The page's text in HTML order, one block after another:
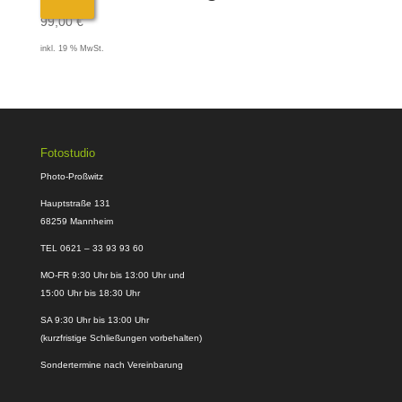
99,00€
inkl. 19 % MwSt.
Fotostudio
Photo-Proßwitz
Hauptstraße 131
68259 Mannheim
TEL 0621 – 33 93 93 60
MO-FR 9:30 Uhr bis 13:00 Uhr und
15:00 Uhr bis 18:30 Uhr
SA 9:30 Uhr bis 13:00 Uhr
(kurzfristige Schließungen vorbehalten)
Sondertermine nach Vereinbarung